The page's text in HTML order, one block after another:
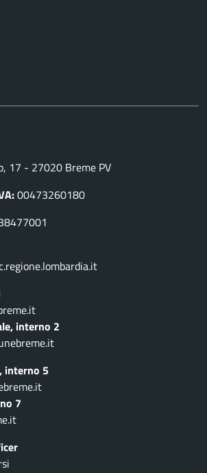
17 - 27020 Breme PV
00473260180
interno 2
interno 5
7